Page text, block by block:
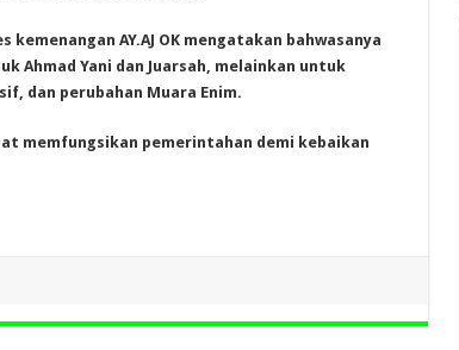
AY.AJ OK mengatakan bahwasanya
Ahmad Yani dan Juarsah, melainkan untuk
dan perubahan Muara Enim.
memfungsikan pemerintahan demi kebaikan